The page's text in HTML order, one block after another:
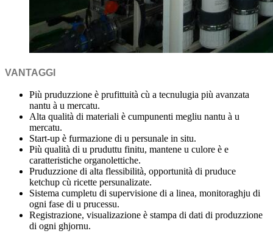
VANTAGGI
Più pruduzzione è prufittuità cù a tecnulugia più avanzata
nantu à u mercatu.
Alta qualità di materiali è cumpunenti megliu nantu à u
mercatu.
Start-up è furmazione di u persunale in situ.
Più qualità di u pruduttu finitu, mantene u culore è e
caratteristiche organolettiche.
Pruduzzione di alta flessibilità, opportunità di pruduce
ketchup cù ricette persunalizate.
Sistema cumpletu di supervisione di a linea, monitoraghju di
ogni fase di u prucessu.
Registrazione, visualizazione è stampa di dati di produzzione
di ogni ghjornu.